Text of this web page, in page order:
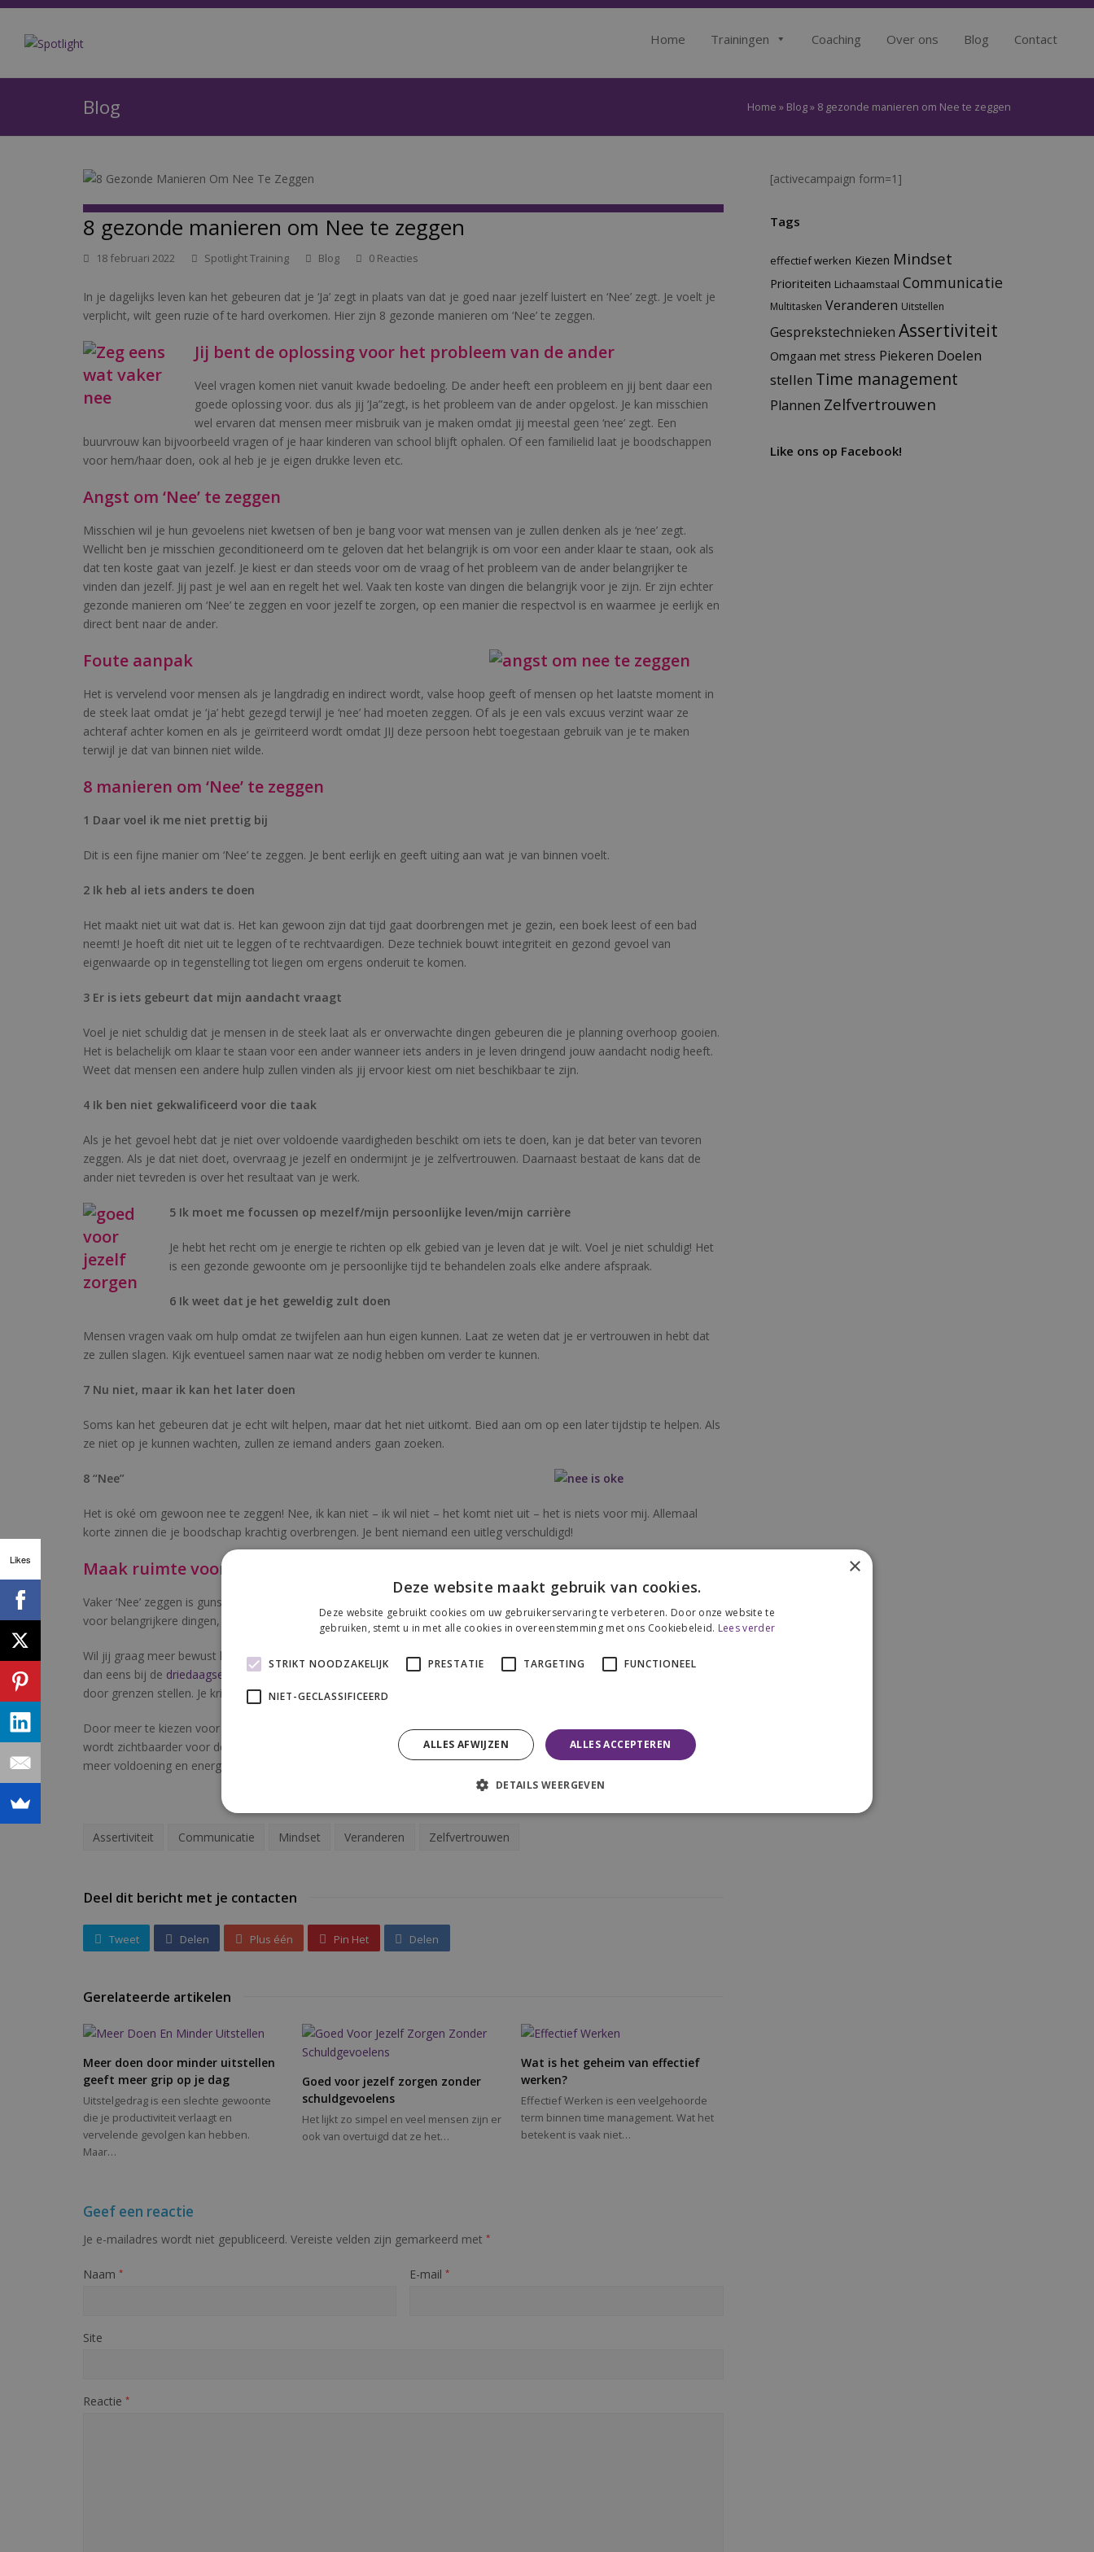
Home Trainingen Coaching Over ons Blog Contact
Blog Home » Blog» 8 gezonde manieren om Nee te zeggen
8 gezonde manieren om Nee te zeggen
18 februari 2022 Spotlight Training Blog 0 Reacties
In je dagelijks leven kan het gebeuren dat je ‘Ja’ zegt in plaats van dat je goed naar jezelf luistert en ‘Nee’ zegt. Je voelt je
verplicht, wilt geen ruzie of te hard overkomen. Hier zijn 8 gezonde manieren om ‘Nee’ te zeggen.
Jij bent de oplossing voor het probleem van de ander
Veel vragen komen niet vanuit kwade bedoeling. De ander heeft een probleem en jij bent daar een
goede oplossing voor. dus als jij ‘Ja”zegt, is het probleem van de ander opgelost. Je kan misschien
wel ervaren dat mensen meer misbruik van je maken omdat jij meestal geen ‘nee’ zegt. Een
buurvrouw kan bijvoorbeeld vragen of je haar kinderen van school blijft ophalen. Of een familielid laat je boodschappen
voor hem/haar doen, ook al heb je je eigen drukke leven etc.
Angst om ‘Nee’ te zeggen
Misschien wil je hun gevoelens niet kwetsen of ben je bang voor wat mensen van je zullen denken als je ‘nee’ zegt.
Wellicht ben je misschien geconditioneerd om te geloven dat het belangrijk is om voor een ander klaar te staan, ook als
dat ten koste gaat van jezelf. Je kiest er dan steeds voor om de vraag of het probleem van de ander belangrijker te
vinden dan jezelf. Jij past je wel aan en regelt het wel. Vaak ten koste van dingen die belangrijk voor je zijn. Er zijn echter
gezonde manieren om ‘Nee’ te zeggen en voor jezelf te zorgen, op een manier die respectvol is en waarmee je eerlijk en
direct bent naar de ander.
Foute aanpak
Het is vervelend voor mensen als je langdradig en indirect wordt, valse hoop geeft of mensen op het laatste moment in
de steek laat omdat je ‘ja’ hebt gezegd terwijl je ‘nee’ had moeten zeggen. Of als je een vals excuus verzint waar ze
achteraf achter komen en als je geïrriteerd wordt omdat JIJ deze persoon hebt toegestaan gebruik van je te maken
terwijl je dat van binnen niet wilde.
8 manieren om ‘Nee’ te zeggen
1 Daar voel ik me niet prettig bij
Dit is een fijne manier om ‘Nee’ te zeggen. Je bent eerlijk en geeft uiting aan wat je van binnen voelt.
2 Ik heb al iets anders te doen
Het maakt niet uit wat dat is. Het kan gewoon zijn dat tijd gaat doorbrengen met je gezin, een boek leest of een bad
neemt! Je hoeft dit niet uit te leggen of te rechtvaardigen. Deze techniek bouwt integriteit en gezond gevoel van
eigenwaarde op in tegenstelling tot liegen om ergens onderuit te komen.
3 Er is iets gebeurt dat mijn aandacht vraagt
Voel je niet schuldig dat je mensen in de steek laat als er onverwachte dingen gebeuren die je planning overhoop gooien.
Het is belachelijk om klaar te staan voor een ander wanneer iets anders in je leven dringend jouw aandacht nodig heeft.
Weet dat mensen een andere hulp zullen vinden als jij ervoor kiest om niet beschikbaar te zijn.
4 Ik ben niet gekwalificeerd voor die taak
Als je het gevoel hebt dat je niet over voldoende vaardigheden beschikt om iets te doen, kan je dat beter van tevoren
zeggen. Als je dat niet doet, overvraag je jezelf en ondermijnt je je zelfvertrouwen. Daarnaast bestaat de kans dat de
ander niet tevreden is over het resultaat van je werk.
5 Ik moet me focussen op mezelf/mijn persoonlijke leven/mijn carrière
Je hebt het recht om je energie te richten op elk gebied van je leven dat je wilt. Voel je niet schuldig! Het
is een gezonde gewoonte om je persoonlijke tijd te behandelen zoals elke andere afspraak.
6 Ik weet dat je het geweldig zult doen
Mensen vragen vaak om hulp omdat ze twijfelen aan hun eigen kunnen. Laat ze weten dat je er vertrouwen in hebt dat
ze zullen slagen. Kijk eventueel samen naar wat ze nodig hebben om verder te kunnen.
7 Nu niet, maar ik kan het later doen
Soms kan het gebeuren dat je echt wilt helpen, maar dat het niet uitkomt. Bied aan om op een later tijdstip te helpen. Als
ze niet op je kunnen wachten, zullen ze iemand anders gaan zoeken.
8 “Nee”
Het is oké om gewoon nee te zeggen! Nee, ik kan niet – ik wil niet – het komt niet uit – het is niets voor mij. Allemaal
korte zinnen die je boodschap krachtig overbrengen. Je bent niemand een uitleg verschuldigd!
Maak ruimte voor belangrijke dingen
Vaker ‘Nee’ zeggen is gunstig voor je fysieke, mentale en emotionele welzijn. Door grenzen te stellen ontstaat er ruimte
voor belangrijkere dingen, meer tijd om je lichaam rust te geven en goed voor jezelf te zorgen.
Wil jij graag meer bewust kiezen voor dat wat je belangrijk vindt in plaats van dat je opgaat in de waan van de dag, kijk
dan eens bij de driedaagse Assertiviteitstraining
. Tijdens deze training ga je aan de slag met goed voor jezelf opkomen
door grenzen stellen. Je krijgt grip op je beperkende gedachten en durft vaker dingen uit te proberen.
Door meer te kiezen voor wat jij werkelijk wilt, kom je steeds lekkerder in je vel te zitten. Je krijgt meer zelfvertrouwen en
wordt zichtbaarder voor de mensen om je heen. Je gaat vaker Ja zeggen tegen jezelf en dat zorgt voor een leven dat je
meer voldoening en energie geeft.
Assertiviteit Communicatie Mindset Veranderen Zelfvertrouwen
Deel dit bericht met je contacten
Tweet Delen Plus één Pin Het Delen
Gerelateerde artikelen
Meer doen door minder uitstellen
geeft meer grip op je dag
Uitstelgedrag is een slechte gewoonte
die je productiviteit verlaagt en
vervelende gevolgen kan hebben.
Maar…
Goed voor jezelf zorgen zonder
schuldgevoelens
Het lijkt zo simpel en veel mensen zijn er
ook van overtuigd dat ze het…
Wat is het geheim van effectief
werken?
Effectief Werken is een veelgehoorde
term binnen time management. Wat het
betekent is vaak niet…
Geef een reactie
Je e-mailadres wordt niet gepubliceerd. Vereiste velden zijn gemarkeerd met *
Naam * E-mail*
Site
Reactie *
[activecampaign form=1]
Tags
effectief werken Kiezen Mindset
Prioriteiten Lichaamstaal Communicatie
Multitasken Veranderen Uitstellen
Gesprekstechnieken Assertiviteit
Omgaan met stress Piekeren Doelen
stellen Time management
Plannen Zelfvertrouwen
Like ons op Facebook!
Likes ×
Deze website maakt gebruik van cookies.
Deze website gebruikt cookies om uw gebruikerservaring te verbeteren. Door onze website te
gebruiken, stemt u in met alle cookies in overeenstemming met ons Cookiebeleid. Lees verder
STRIKT NOODZAKELIJK PRESTATIE TARGETING FUNCTIONEEL
NIET-GECLASSIFICEERD
ALLES ACCEPTEREN
ALLES AFWIJZEN
DETAILS WEERGEVEN